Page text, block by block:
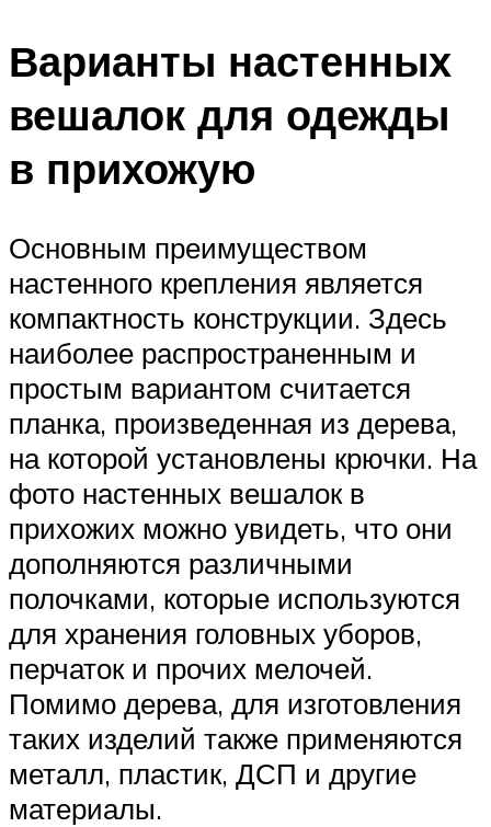
Варианты настенных
вешалок для одежды
в прихожую
Основным преимуществом
настенного крепления является
компактность конструкции. Здесь
наиболее распространенным и
простым вариантом считается
планка, произведенная из дерева,
на которой установлены крючки. На
фото настенных вешалок в
прихожих можно увидеть, что они
дополняются различными
полочками, которые используются
для хранения головных уборов,
перчаток и прочих мелочей.
Помимо дерева, для изготовления
таких изделий также применяются
металл, пластик, ДСП и другие
материалы.